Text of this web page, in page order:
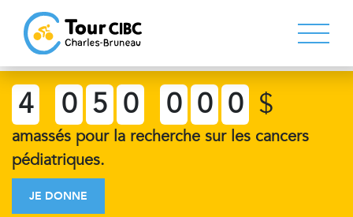
4 0 5 0 0 0 0 $
amassés pour la recherche sur les cancers
pédiatriques.
JE DONNE